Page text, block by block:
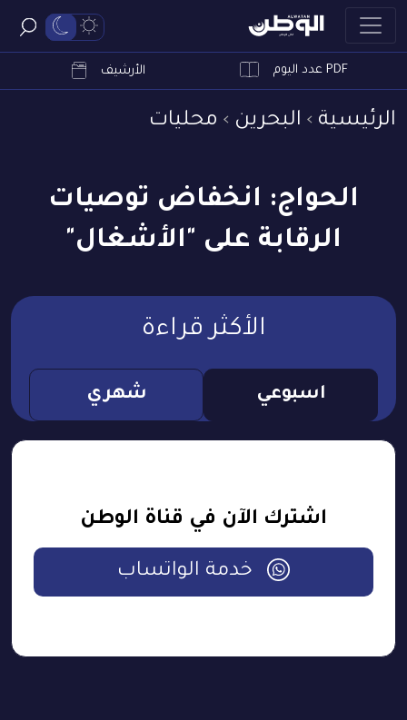
PDF عدد اليوم الأرشيف
الرئيسية البحرين محليات
الحواج: انخفاض توصيات
الرقابة على "الأشغال"
الأكثر قراءة
اسبوعي شهري
اشترك الآن في قناة الوطن
خدمة الواتساب